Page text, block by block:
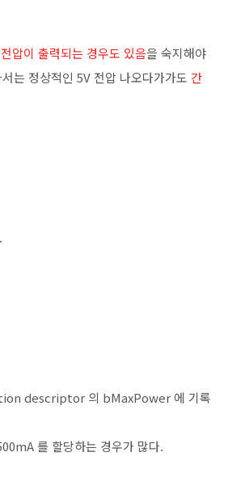
압이 출력되는 경우도 있음을 숙지해야
는 정상적인 5V 전압 나오다가가도 간
descriptor 의 bMaxPower 에 기록
를 할당하는 경우가 많다.